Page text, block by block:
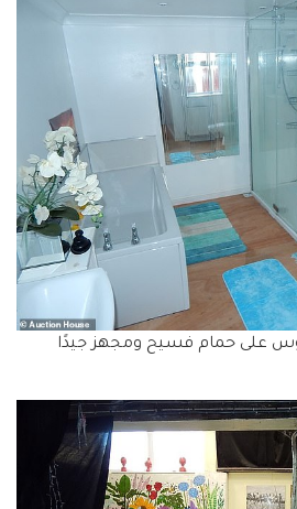
على حمام فسيح ومجهز جيدًا